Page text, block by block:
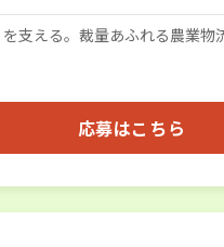
支える。裁量あふれる農業物
応募はこちら